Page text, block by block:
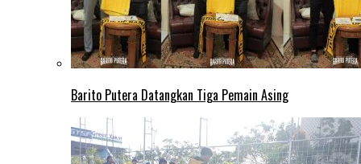
Barito Putera Datangkan Tiga Pemain Asing